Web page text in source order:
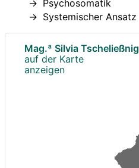
Psychosomatik
Systemischer Ansatz
Mag.ª Silvia Tscheließnig
auf der Karte
anzeigen